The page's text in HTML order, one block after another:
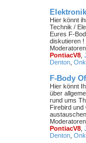
Elektronik
Hier könnt
Technik /
Eures F-
diskutieren !
PontiacV8
Denton
F-Body
Hier könnt
über
rund ums
Firebird und
austauschen.
PontiacV8
Denton